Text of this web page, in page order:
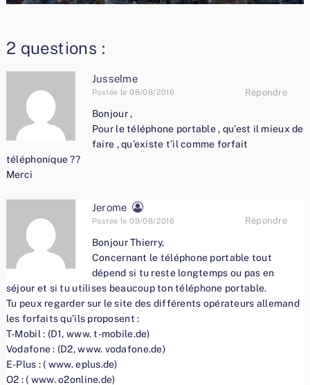
2 questions :
Jusselme
Postée le 08/08/2016
Bonjour ,
Pour le téléphone portable , qu’est il mieux de
faire , qu’existe t’il comme forfait
téléphonique ??
Merci
Répondre
Jerome
Postée le 09/08/2016
Bonjour Thierry,
Concernant le téléphone portable tout
dépend si tu reste longtemps ou pas en
séjour et si tu utilises beaucoup ton téléphone portable.
Tu peux regarder sur le site des différents opérateurs allemand
les forfaits qu’ils proposent :
T-Mobil : (D1, www. t-mobile.de)
Vodafone : (D2, www. vodafone.de)
E-Plus : ( www. eplus.de)
O2 : ( www. o2online.de)
Répondre